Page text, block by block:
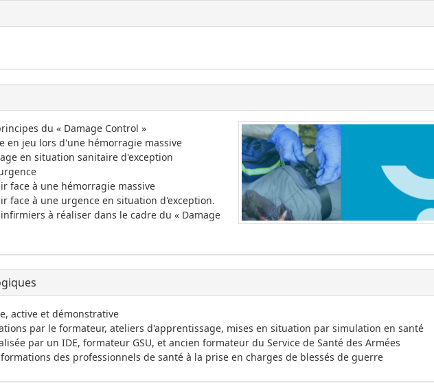
du « Damage Control »
en jeu lors d'une hémorragie massive
en situation sanitaire d'exception
face à une hémorragie massive
face à une urgence en situation d'exception.
à réaliser dans le cadre du « Damage
active et démonstrative
par le formateur, ateliers d'apprentissage, mises en situation par simulation en santé
par un IDE, formateur GSU, et ancien formateur du Service de Santé des Armées
des professionnels de santé à la prise en charges de blessés de guerre